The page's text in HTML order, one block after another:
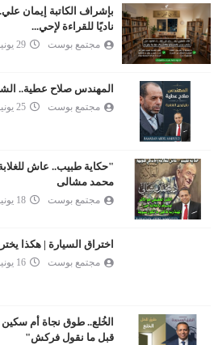
بإشراف الكاتبة إيمان
ناديًا للقراءة لإحي...
مجتمع بوست 29 يونيو 2026
المهندس صلاح عطية..
مجتمع بوست 25 يونيو 2026
"حكاية طبيب.. عاش
محمد مشالى
مجتمع بوست 18 يونيو 2026
اختراق السيارة | هكذا
مجتمع بوست 16 يونيو 2026
الخُلع.. طوق نجاة أم
قبل ما نقول فركش"